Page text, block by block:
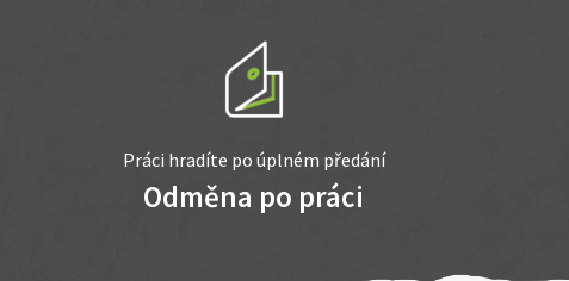
Práci hradíte po úplném předání
Odměna po práci